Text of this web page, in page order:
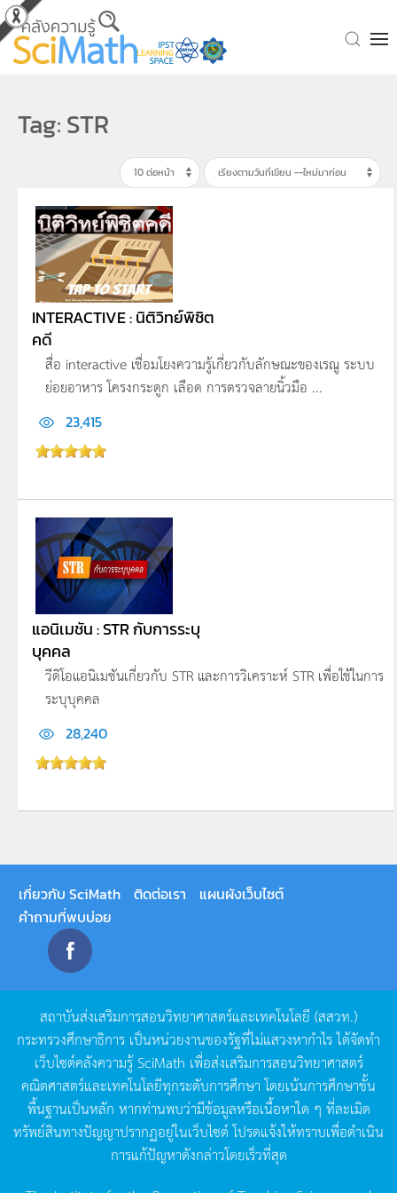
Skip to main content
Tag: STR
INTERACTIVE : นิติวิทย์พิชิต
คดี
สื่อ interactive เชื่อมโยงความรู้เกี่ยวกับลักษณะของเรณู ระบบ
ย่อยอาหาร โครงกระดูก เลือด การตรวจลายนิ้วมือ ...
23,415
แอนิเมชัน : STR กับการระบุ
บุคคล
วีดิโอแอนิเมชันเกี่ยวกับ STR และการวิเคราะห์ STR เพื่อใช้ในการ
ระบุบุคคล
28,240
เกี่ยวกับ SciMath ติดต่อเรา
แผนผังเว็บไซต์
คำถามที่พบบ่อย
สถาบันส่งเสริมการสอนวิทยาศาสตร์และเทคโนโลยี (สสวท.)
กระทรวงศึกษาธิการ เป็นหน่วยงานของรัฐที่ไม่แสวงหากำไรได้จัดทำ
เว็บไซต์คลังความรู้SciMath เพื่อส่งเสริมการสอนวิทยาศาสตร์
คณิตศาสตร์และเทคโนโลยีทุกระดับการศึกษา โดยเน้นการศึกษาขั้น
พื้นฐานเป็นหลัก หากท่านพบว่ามีข้อมูลหรือเนื้อหาใด ๆ ที่ละเมิด
ทรัพย์สินทางปัญญาปรากฏอยู่ในเว็บไซต์โปรดแจ้งให้ทราบเพื่อดำเนิน
การแก้ปัญหาดังกล่าวโดยเร็วที่สุด